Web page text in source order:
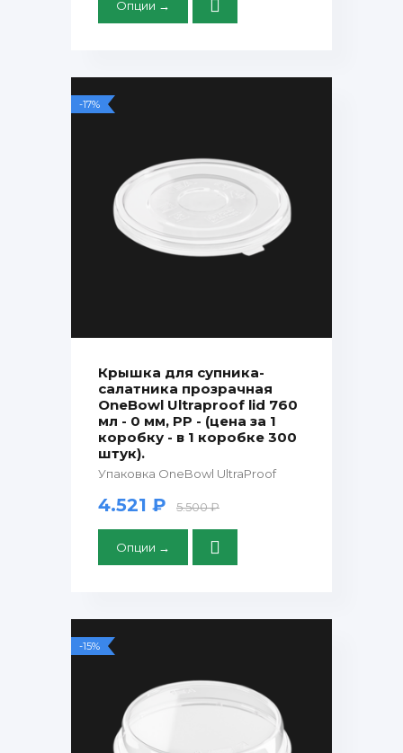
Опции →
-17%
Крышка для супника-
салатника прозрачная
OneBowl Ultraproof lid 760
мл - 0 мм, PP - (цена за 1
коробку - в 1 коробке 300
штук).
Упаковка OneBowl UltraProof
4.521 ₽ 5.500 ₽
Опции →
-15%